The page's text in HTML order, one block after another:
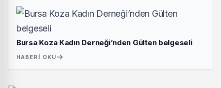
Bursa Koza Kadın Derneği’nden Gülten belgeseli
HABERI OKU